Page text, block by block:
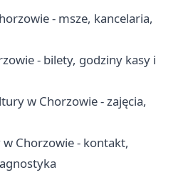
- msze, kancelaria,
- bilety, godziny kasy i
w Chorzowie - zajęcia,
Chorzowie - kontakt,